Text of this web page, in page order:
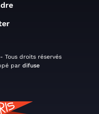
Tous droits réservés
par difuse